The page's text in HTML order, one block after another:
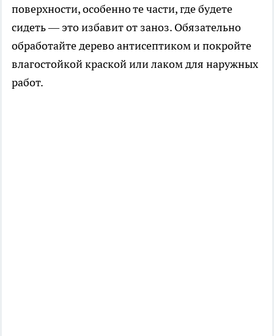
поверхности, особенно те части, где будете
сидеть — это избавит от заноз. Обязательно
обработайте дерево антисептиком и покройте
влагостойкой краской или лаком для наружных
работ.